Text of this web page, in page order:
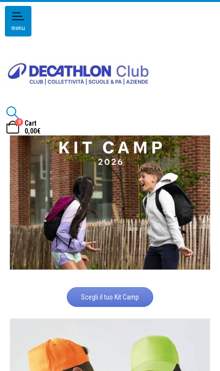
menu
0
Cart
0,00€
Scegli il tuo Kit Camp